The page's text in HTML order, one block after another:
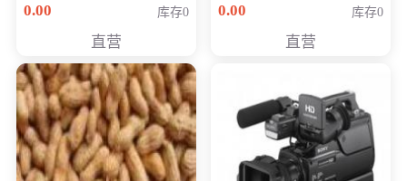
0.00
库存0
直营
0.00
库存0
直营